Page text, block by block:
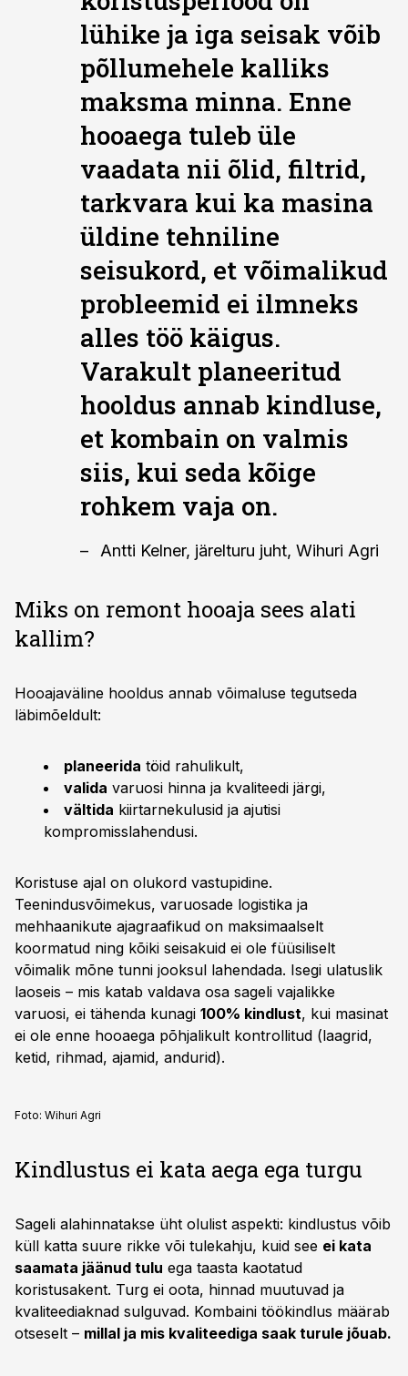
lühike ja iga seisak võib
põllumehele kalliks
maksma minna. Enne
hooaega tuleb üle
vaadata nii õlid, filtrid,
tarkvara kui ka masina
üldine tehniline
seisukord, et võimalikud
probleemid ei ilmneks
alles töö käigus.
Varakult planeeritud
hooldus annab kindluse,
et kombain on valmis
siis, kui seda kõige
rohkem vaja on.
Antti Kelner, järelturu juht, Wihuri Agri
Miks on remont hooaja sees alati
kallim?
Hooajaväline hooldus annab võimaluse tegutseda
läbimõeldult:
planeerida töid rahulikult,
valida varuosi hinna ja kvaliteedi järgi,
vältida kiirtarnekulusid ja ajutisi
kompromisslahendusi.
Koristuse ajal on olukord vastupidine.
Teenindusvõimekus, varuosade logistika ja
mehhaanikute ajagraafikud on maksimaalselt
koormatud ning kõiki seisakuid ei ole füüsiliselt
võimalik mõne tunni jooksul lahendada. Isegi ulatuslik
laoseis – mis katab valdava osa sageli vajalikke
varuosi, ei tähenda kunagi 100% kindlust, kui masinat
ei ole enne hooaega põhjalikult kontrollitud (laagrid,
ketid, rihmad, ajamid, andurid).
Foto: Wihuri Agri
Kindlustus ei kata aega ega turgu
Sageli alahinnatakse üht olulist aspekti: kindlustus võib
küll katta suure rikke või tulekahju, kuid see ei kata
saamata jäänud tulu ega taasta kaotatud
koristusakent. Turg ei oota, hinnad muutuvad ja
kvaliteediaknad sulguvad. Kombaini töökindlus määrab
otseselt – millal ja mis kvaliteediga saak turule jõuab.